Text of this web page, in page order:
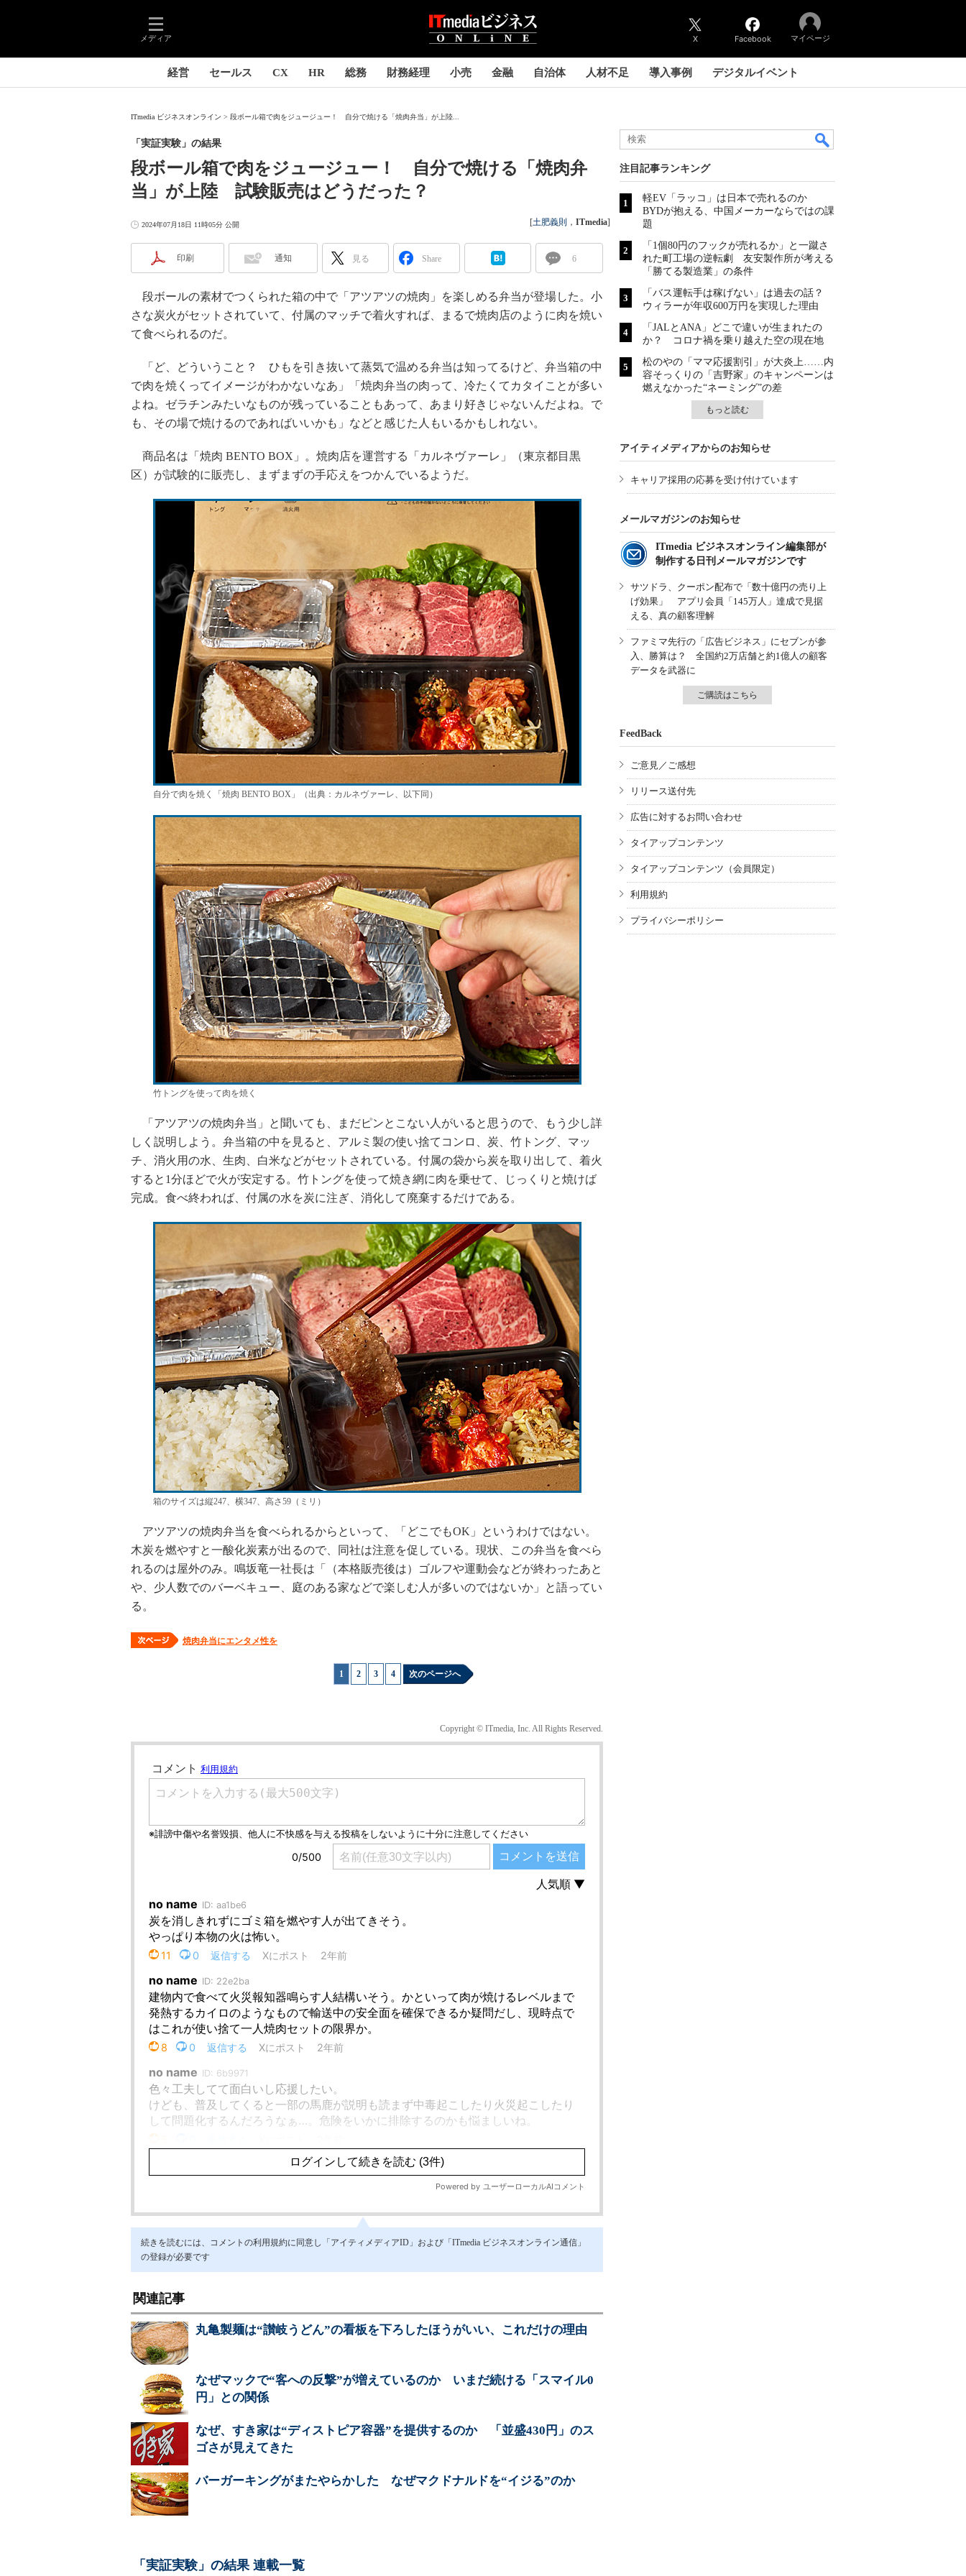
メディア X Facebook マイページ
経営 セールス CX HR 総務 財務経理 小売 金融 自治体 人材不足 導入事例 デジタルイベント
ITmedia ビジネスオンライン 段ボール箱で肉をジュージュー！ 自分で焼ける「焼肉弁当」が上陸...
段ボール箱で肉をジュージュー！ 自分で焼ける「焼肉弁
当」が上陸 試験販売はどうだった？
「実証実験」の結果
2024年07月18日 11時05分 公開 [土肥義則 ， ITmedia]
印刷 通知 見る Share 6
段ボールの素材でつくられた箱の中で「アツアツの焼肉」を楽しめる弁当が登場した。小
さな炭火がセットされていて、付属のマッチで着火すれば、まるで焼肉店のように肉を焼い
て食べられるのだ。
「ど、どういうこと？ ひもを引き抜いて蒸気で温める弁当は知ってるけど、弁当箱の中
で肉を焼くってイメージがわかないなあ」「焼肉弁当の肉って、冷たくてカタイことが多い
よね。ゼラチンみたいなものが残っていることもあって、あまり好きじゃないんだよね。で
も、その場で焼けるのであればいいかも」などと感じた人もいるかもしれない。
商品名は「焼肉 BENTO BOX」。焼肉店を運営する「カルネヴァーレ」（東京都目黒
区）が試験的に販売し、まずまずの手応えをつかんでいるようだ。
自分で肉を焼く「焼肉 BENTO BOX」（出典：カルネヴァーレ、以下同）
竹トングを使って肉を焼く
「アツアツの焼肉弁当」と聞いても、まだピンとこない人がいると思うので、もう少し詳
しく説明しよう。弁当箱の中を見ると、アルミ製の使い捨てコンロ、炭、竹トング、マッ
チ、消火用の水、生肉、白米などがセットされている。付属の袋から炭を取り出して、着火
すると1分ほどで火が安定する。竹トングを使って焼き網に肉を乗せて、じっくりと焼けば
完成。食べ終われば、付属の水を炭に注ぎ、消化して廃棄するだけである。
箱のサイズは縦247、横347、高さ59（ミリ）
アツアツの焼肉弁当を食べられるからといって、「どこでもOK」というわけではない。
木炭を燃やすと一酸化炭素が出るので、同社は注意を促している。現状、この弁当を食べら
れるのは屋外のみ。鳴坂竜一社長は「（本格販売後は）ゴルフや運動会などが終わったあと
や、少人数でのバーベキュー、庭のある家などで楽しむ人が多いのではないか」と語ってい
る。
焼肉弁当にエンタメ性を
1 2 3 4 次のページへ
Copyright © ITmedia, Inc. All Rights Reserved.
続きを読むには、コメントの利用規約に同意し「アイティメディアID」および「ITmedia ビジネスオンライン通信」
の登録が必要です
関連記事
丸亀製麺は“讃岐うどん”の看板を下ろしたほうがいい、これだけの理由
なぜマックで“客への反撃”が増えているのか いまだ続ける「スマイル0
円」との関係
なぜ、すき家は“ディストピア容器”を提供するのか 「並盛430円」のス
ゴさが見えてきた
バーガーキングがまたやらかした なぜマクドナルドを“イジる”のか
「実証実験」の結果 連載一覧
注目記事ランキング
軽EV「ラッコ」は日本で売れるのか
BYDが抱える、中国メーカーならではの課
題
「1個80円のフックが売れるか」と一蹴さ
れた町工場の逆転劇 友安製作所が考える
「勝てる製造業」の条件
「バス運転手は稼げない」は過去の話？
ウィラーが年収600万円を実現した理由
「JALとANA」どこで違いが生まれたの
か？ コロナ禍を乗り越えた空の現在地
松のやの「ママ応援割引」が大炎上……内
容そっくりの「吉野家」のキャンペーンは
燃えなかった“ネーミング”の差
もっと読む
アイティメディアからのお知らせ
キャリア採用の応募を受け付けています
メールマガジンのお知らせ
ITmedia ビジネスオンライン編集部が
制作する日刊メールマガジンです
サツドラ、クーポン配布で「数十億円の売り上
げ効果」 アプリ会員「145万人」達成で見据
える、真の顧客理解
ファミマ先行の「広告ビジネス」にセブンが参
入、勝算は？ 全国約2万店舗と約1億人の顧客
データを武器に
ご購読はこちら
FeedBack
ご意見／ご感想
リリース送付先
広告に対するお問い合わせ
タイアップコンテンツ
タイアップコンテンツ（会員限定）
利用規約
プライバシーポリシー